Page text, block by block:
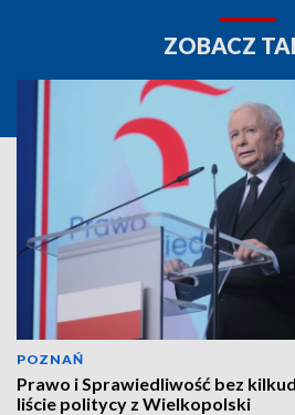
ZOBACZ
POZNAŃ
Prawo i Sprawiedliwość bez
liście politycy z Wielkopolski